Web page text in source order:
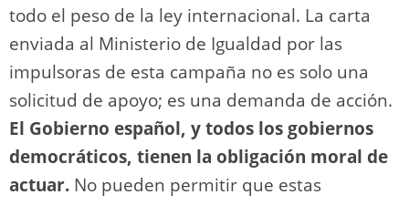
todo el peso de la ley internacional. La carta
enviada al Ministerio de Igualdad por las
impulsoras de esta campaña no es solo una
solicitud de apoyo; es una demanda de acción.
El Gobierno español, y todos los gobiernos
democráticos, tienen la obligación moral de
actuar. No pueden permitir que estas